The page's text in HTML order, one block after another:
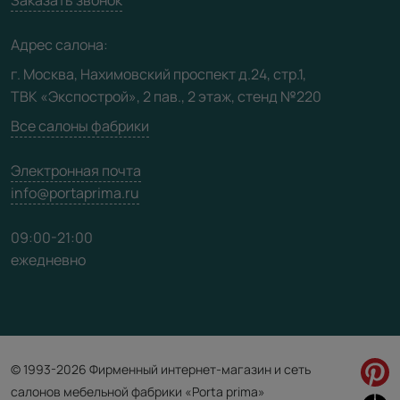
Карта сайта
Адрес салона:
г. Москва, Нахимовский проспект д.24, стр.1,
ТВК «Экспострой», 2 пав., 2 этаж, стенд №220
Все салоны фабрики
Электронная почта
info@portaprima.ru
09:00-21:00
ежедневно
© 1993-2026 Фирменный интернет-магазин и сеть
салонов мебельной фабрики «Porta prima»